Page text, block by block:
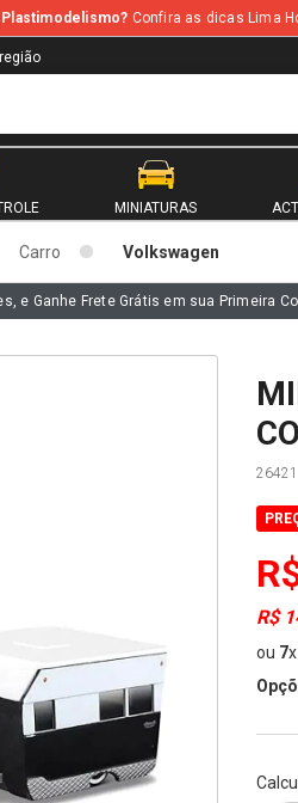
Plastimodelismo? Confira as dicas Lima
MINIATURAS
Carro Volkswagen
e Ganhe Frete Grátis em sua Primeira
26421
R$
ou 7x